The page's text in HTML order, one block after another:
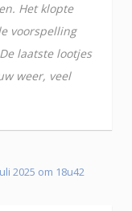
Het klopte
voorspelling
laatste lootjes
weer, veel
2025 om 18u42